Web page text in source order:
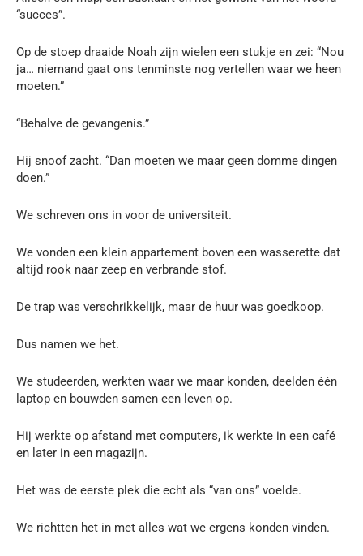
“succes”.
Op de stoep draaide Noah zijn wielen een stukje en zei: “Nou
ja… niemand gaat ons tenminste nog vertellen waar we heen
moeten.”
“Behalve de gevangenis.”
Hij snoof zacht. “Dan moeten we maar geen domme dingen
doen.”
We schreven ons in voor de universiteit.
We vonden een klein appartement boven een wasserette dat
altijd rook naar zeep en verbrande stof.
De trap was verschrikkelijk, maar de huur was goedkoop.
Dus namen we het.
We studeerden, werkten waar we maar konden, deelden één
laptop en bouwden samen een leven op.
Hij werkte op afstand met computers, ik werkte in een café
en later in een magazijn.
Het was de eerste plek die echt als “van ons” voelde.
We richtten het in met alles wat we ergens konden vinden.